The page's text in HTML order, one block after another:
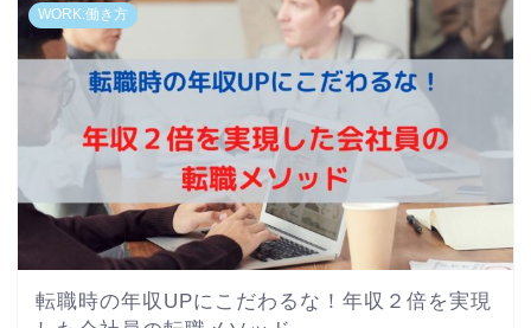
WORK:働き方
転職時の年収UPにこだわるな！年収２倍を実現